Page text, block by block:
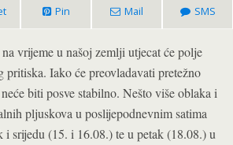
Pin Mail SMS
vrijeme u našoj zemlji utjecat će polje
pritiska. Iako će preovladavati pretežno
biti posve stabilno. Nešto više oblaka i
pljuskova u poslijepodnevnim satima
srijedu (15. i 16.08.) te u petak (18.08.) u